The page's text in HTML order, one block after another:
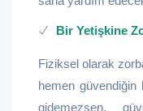
Bir Yetişkine
Fiziksel olarak
hemen güvendiğin
gidemezsen,